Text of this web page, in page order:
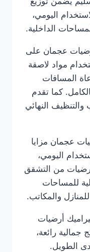
اليومي،
الداخلية.
عجمان على
مواد لاصقة
المسافات
كما تقدم
النهائي
عجمان مزايا
اليومي،
من التشقق
للمساحات
والمكاتب.
أرضيات
جمالية رائعة،
الطويل.